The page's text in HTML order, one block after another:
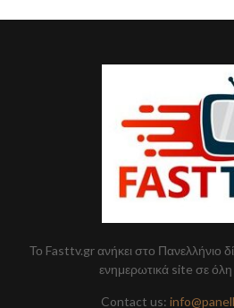
Το Fasttv.gr ανήκει στο Πανελλήνιο
ενημερωτικά site σε
Contact us: